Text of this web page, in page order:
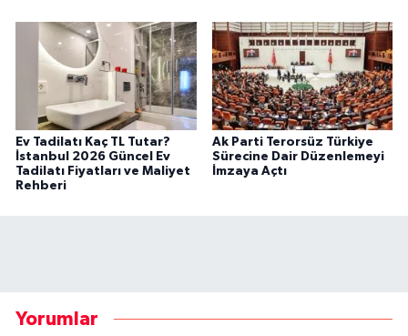
Ev Tadilatı Kaç TL Tutar?
İstanbul 2026 Güncel Ev
Tadilatı Fiyatları ve Maliyet
Rehberi
Ak Parti Terorsüz Türkiye
Sürecine Dair Düzenlemeyi
İmzaya Açtı
Yorumlar